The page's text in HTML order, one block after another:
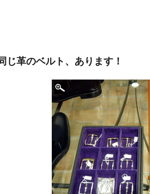
じ革のベルト、あります！